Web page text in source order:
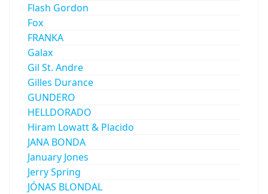
Flash Gordon
Fox
FRANKA
Galax
Gil St. Andre
Gilles Durance
GUNDERO
HELLDORADO
Hiram Lowatt & Placido
JANA BONDA
January Jones
Jerry Spring
JÓNAS BLONDAL